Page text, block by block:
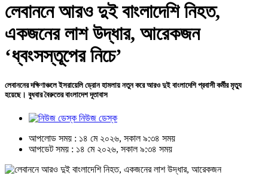
লেবাননে আরও দুই বাংলাদেশি নিহত,
একজনের লাশ উদ্ধার, আরেকজন
‘ধ্বংসস্তূপের নিচে’
লেবাননের দক্ষিণাঞ্চলে ইসরায়েলি ড্রোন হামলায় নতুন করে আরও দুই বাংলাদেশি প্রবাসী কর্মীর মৃত্যু
হয়েছে। বুধবার বৈরুতের বাংলাদেশ দূতাবাস
নিউজ ডেস্ক
আপলোড সময় : ১৪ মে ২০২৬, সকাল ৯:৩৪ সময়
আপডেট সময় : ১৪ মে ২০২৬, সকাল ৯:৩৪ সময়